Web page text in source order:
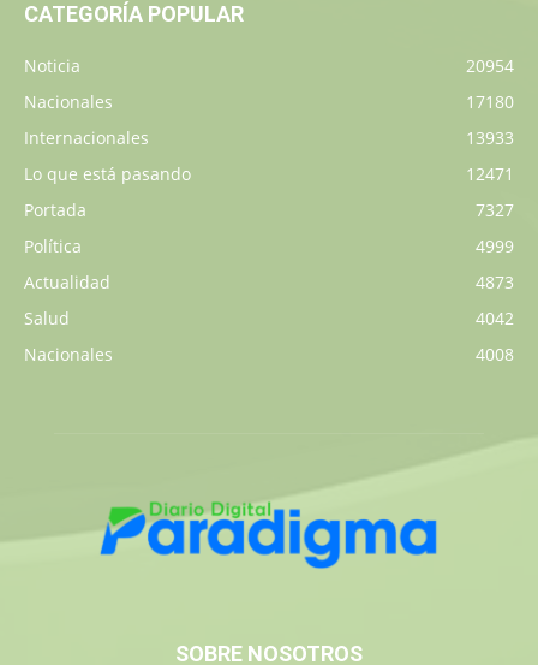
CATEGORÍA POPULAR
Noticia
20954
Nacionales
17180
Internacionales
13933
Lo que está pasando
12471
Portada
7327
Política
4999
Actualidad
4873
Salud
4042
Nacionales
4008
SOBRE NOSOTROS